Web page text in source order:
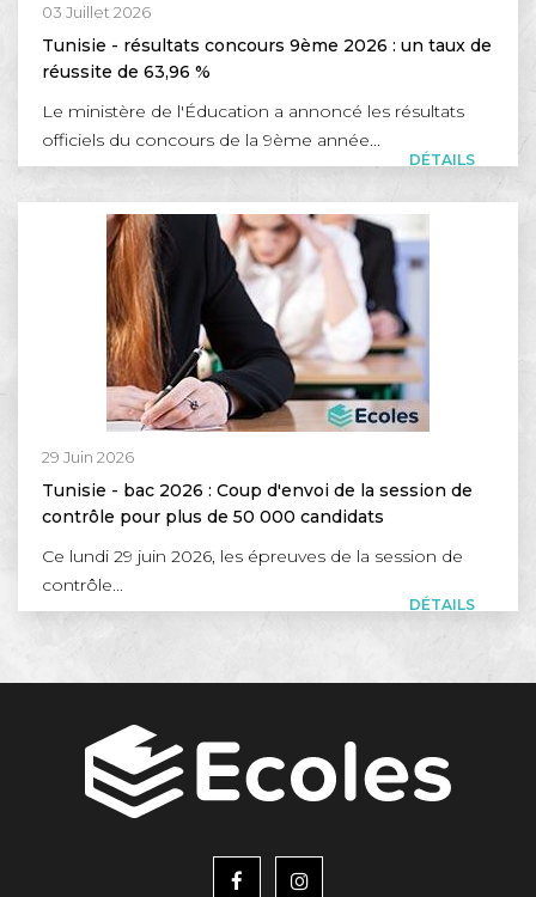
03 Juillet 2026
Tunisie - résultats concours 9ème 2026 : un taux de
réussite de 63,96 %
Le ministère de l'Éducation a annoncé les résultats
officiels du concours de la 9ème année...
DÉTAILS
29 Juin 2026
Tunisie - bac 2026 : Coup d'envoi de la session de
contrôle pour plus de 50 000 candidats
Ce lundi 29 juin 2026, les épreuves de la session de
contrôle...
DÉTAILS